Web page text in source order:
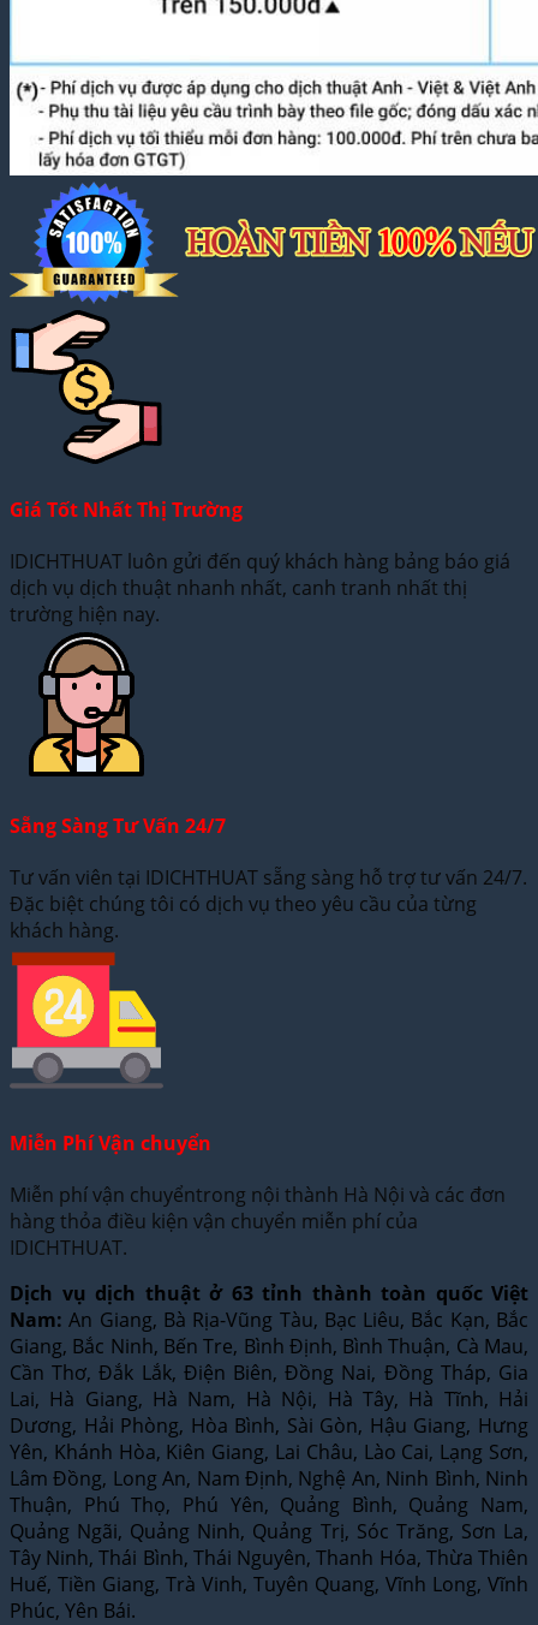
Giá Tốt Nhất Thị Trường
IDICHTHUAT luôn gửi đến quý khách hàng bảng báo giá
dịch vụ dịch thuật nhanh nhất, canh tranh nhất thị
trường hiện nay.
Sẵng Sàng Tư Vấn 24/7
Tư vấn viên tại IDICHTHUAT sẵng sàng hỗ trợ tư vấn 24/7.
Đặc biệt chúng tôi có dịch vụ theo yêu cầu của từng
khách hàng.
Miễn Phí Vận chuyển
Miễn phí vận chuyểntrong nội thành Hà Nội và các đơn
hàng thỏa điều kiện vận chuyển miễn phí của
IDICHTHUAT.
Dịch vụ dịch thuật ở 63 tỉnh thành toàn quốc Việt
Nam: An Giang, Bà Rịa-Vũng Tàu, Bạc Liêu, Bắc Kạn, Bắc
Giang, Bắc Ninh, Bến Tre, Bình Định, Bình Thuận, Cà Mau,
Cần Thơ, Đắk Lắk, Điện Biên, Đồng Nai, Đồng Tháp, Gia
Lai, Hà Giang, Hà Nam, Hà Nội, Hà Tây, Hà Tĩnh, Hải
Dương, Hải Phòng, Hòa Bình, Sài Gòn, Hậu Giang, Hưng
Yên, Khánh Hòa, Kiên Giang, Lai Châu, Lào Cai, Lạng Sơn,
Lâm Đồng, Long An, Nam Định, Nghệ An, Ninh Bình, Ninh
Thuận, Phú Thọ, Phú Yên, Quảng Bình, Quảng Nam,
Quảng Ngãi, Quảng Ninh, Quảng Trị, Sóc Trăng, Sơn La,
Tây Ninh, Thái Bình, Thái Nguyên, Thanh Hóa, Thừa Thiên
Huế, Tiền Giang, Trà Vinh, Tuyên Quang, Vĩnh Long, Vĩnh
Phúc, Yên Bái.